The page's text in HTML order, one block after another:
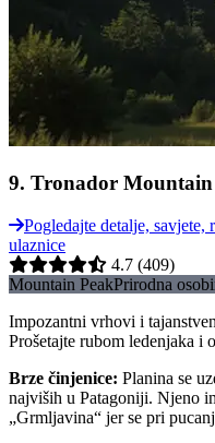
9. Tronador Mountain
Pogledajte detalje, savjete,
ulaznice
4.7 (409)
Mountain PeakPrirodna
Impozantni vrhovi i
Prošetajte rubom ledenjaka i
Brze činjenice: Planina se
najviših u Patagoniji. Njeno
„Grmljavina“ jer se pri